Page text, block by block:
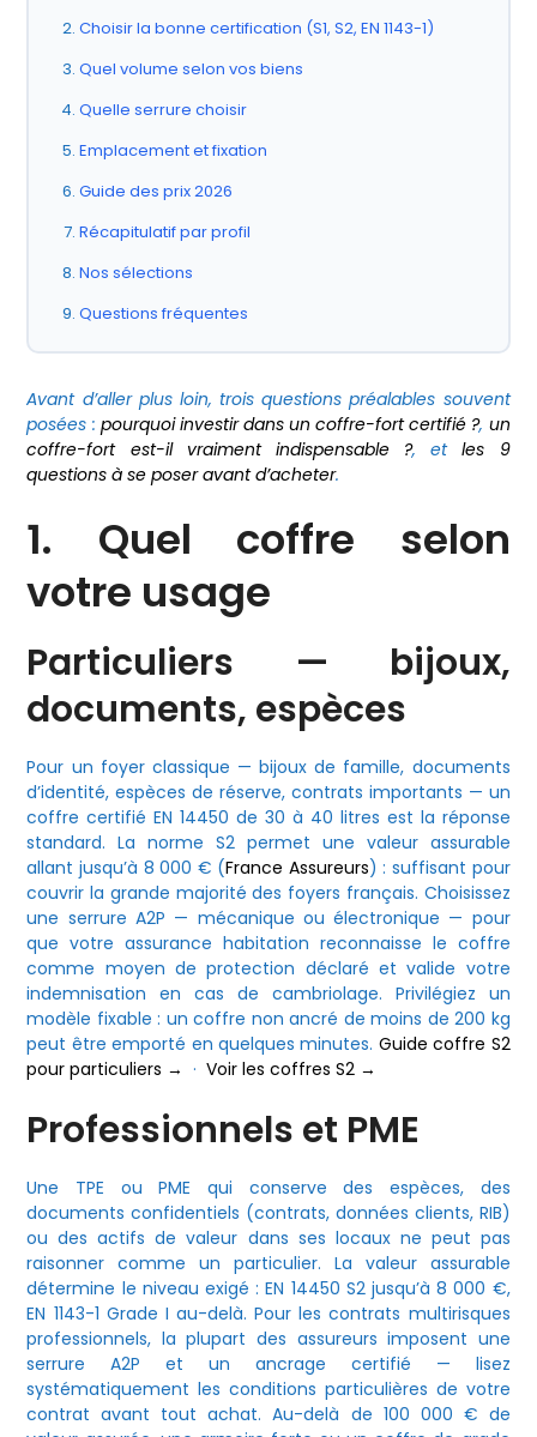
Choisir la bonne certification (S1, S2, EN 1143-1)
Quel volume selon vos biens
Quelle serrure choisir
Emplacement et fixation
Guide des prix 2026
Récapitulatif par profil
Nos sélections
Questions fréquentes
Avant d’aller plus loin, trois questions préalables souvent
posées : pourquoi investir dans un coffre-fort certifié ?, un
coffre-fort est-il vraiment indispensable ?, etles 9
questions à se poser avant d’acheter.
1. Quel coffre selon
votre usage
Particuliers — bijoux,
documents, espèces
Pour un foyer classique — bijoux de famille, documents
d’identité, espèces de réserve, contrats importants — un
coffre certifié EN 14450 de 30 à 40 litres est la réponse
standard. La norme S2 permet une valeur assurable
allant jusqu’à 8 000 € (France Assureurs) : suffisant pour
couvrir la grande majorité des foyers français. Choisissez
une serrure A2P — mécanique ou électronique — pour
que votre assurance habitation reconnaisse le coffre
comme moyen de protection déclaré et valide votre
indemnisation en cas de cambriolage. Privilégiez un
modèle fixable : un coffre non ancré de moins de 200 kg
peut être emporté en quelques minutes. Guide coffre S2
pour particuliers → ·Voir les coffres S2 →
Professionnels et PME
Une TPE ou PME qui conserve des espèces, des
documents confidentiels (contrats, données clients, RIB)
ou des actifs de valeur dans ses locaux ne peut pas
raisonner comme un particulier. La valeur assurable
détermine le niveau exigé : EN 14450 S2 jusqu’à 8 000 €,
EN 1143-1 Grade I au-delà. Pour les contrats multirisques
professionnels, la plupart des assureurs imposent une
serrure A2P et un ancrage certifié — lisez
systématiquement les conditions particulières de votre
contrat avant tout achat. Au-delà de 100 000 € de